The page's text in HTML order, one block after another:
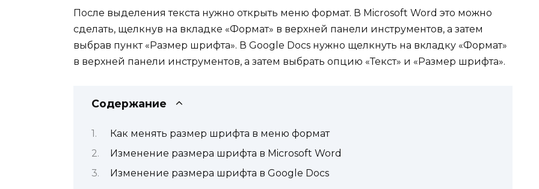
После выделения текста нужно открыть меню формат. В Microsoft Word это можно
сделать, щелкнув на вкладке «Формат» в верхней панели инструментов, а затем
выбрав пункт «Размер шрифта». В Google Docs нужно щелкнуть на вкладку «Формат»
в верхней панели инструментов, а затем выбрать опцию «Текст» и «Размер шрифта».
Содержание
Как менять размер шрифта в меню формат
Изменение размера шрифта в Microsoft Word
Изменение размера шрифта в Google Docs